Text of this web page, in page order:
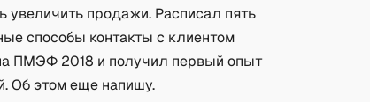
увеличить продажи. Расписал пять
способы контакты с клиентом
ПМЭФ 2018 и получил первый опыт
Об этом еще напишу.